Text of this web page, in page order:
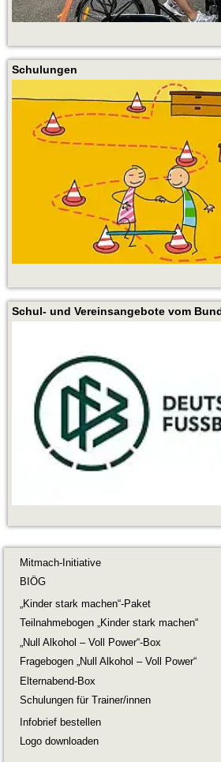
Schulungen
Schul- und Vereinsangebote vom
Mitmach-Initiative
BIÖG
„Kinder stark machen“-Paket
Teilnahmebogen „Kinder stark machen“
„Null Alkohol – Voll Power“-Box
Fragebogen „Null Alkohol – Voll Power“
Elternabend-Box
Schulungen für Trainer/innen
Infobrief bestellen
Logo downloaden